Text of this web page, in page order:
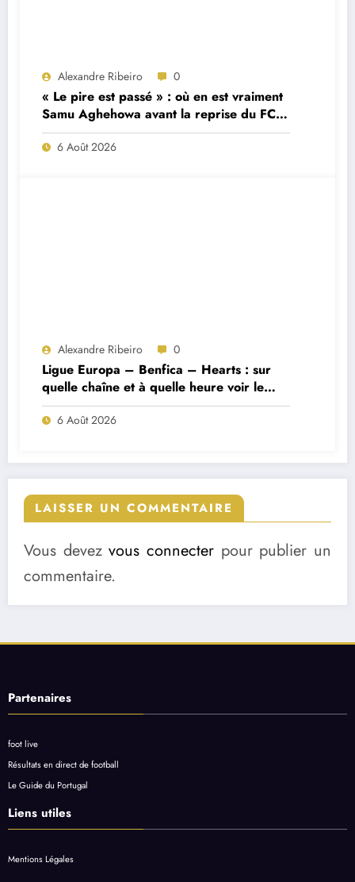
Alexandre Ribeiro 0
« Le pire est passé » : où en est vraiment
Samu Aghehowa avant la reprise du FC
Porto ?
6 Août 2026
Alexandre Ribeiro 0
Ligue Europa – Benfica – Hearts : sur
quelle chaîne et à quelle heure voir le
match ?
6 Août 2026
LAISSER UN COMMENTAIRE
Vous devezvous connecter pour publier un
commentaire.
Partenaires
foot live
Résultats en direct de football
Le Guide du Portugal
Liens utiles
Mentions Légales